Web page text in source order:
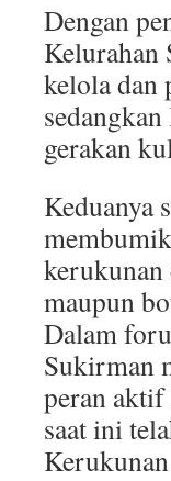
Dengan
Kelurahan
kelola dan
gerakan
Keduanya
maupun
Dalam
Sukirman
peran aktif
saat ini